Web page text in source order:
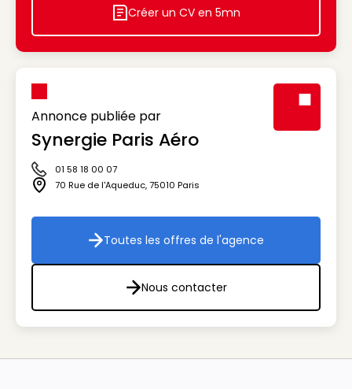
Icon decorative
Créer un CV en 5mn
Annonce publiée par
Synergie Paris Aéro
Icône téléphone
01 58 18 00 07
Icône adresse
70 Rue de l'Aqueduc,75010 Paris
Toutes les offres de l'agence
Toutes les offres de l'agence
Nous contacter
Nous contacter